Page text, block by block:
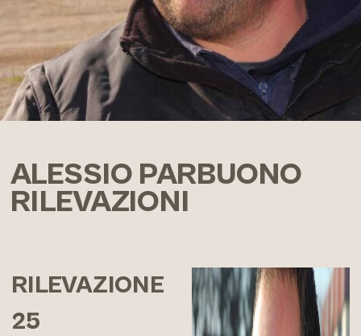
ALESSIO PARBUONO
RILEVAZIONI
RILEVAZIONE
25